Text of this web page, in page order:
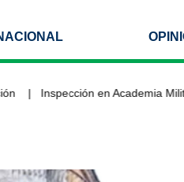
Inspección en Academia